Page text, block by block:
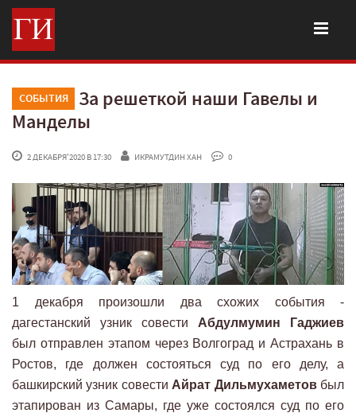
СОБЫТИЯ
За решеткой наши Гавелы и
Манделы
2 ДЕКАБРЯ'2020 В 17:30 ИКРАМУТДИН ХАН 0
1 декабря произошли два схожих события -
дагестанский узник совести Абдулмумин Гаджиев
был отправлен этапом через Волгоград и Астрахань в
Ростов, где должен состояться суд по его делу, а
башкирский узник совести Айрат Дильмухаметовбыл
этапирован из Самары, где уже состоялся суд по его